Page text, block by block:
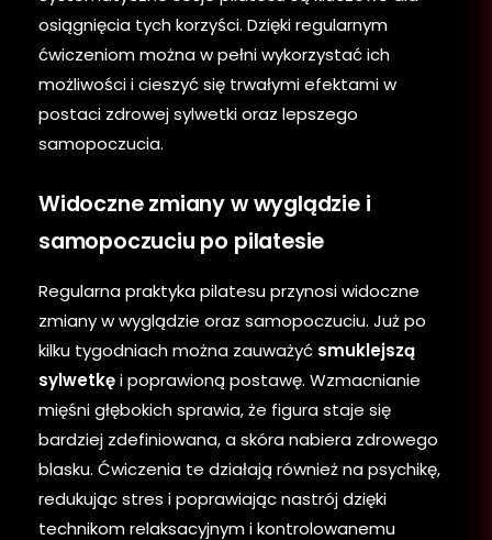
osiągnięcia tych korzyści. Dzięki regularnym
ćwiczeniom można w pełni wykorzystać ich
możliwości i cieszyć się trwałymi efektami w
postaci zdrowej sylwetki oraz lepszego
samopoczucia.
Widoczne zmiany w wyglądzie i
samopoczuciu po pilatesie
Regularna praktyka pilatesu przynosi widoczne
zmiany w wyglądzie oraz samopoczuciu. Już po
kilku tygodniach można zauważyć smuklejszą
sylwetkęi poprawioną postawę. Wzmacnianie
mięśni głębokich sprawia, że figura staje się
bardziej zdefiniowana, a skóra nabiera zdrowego
blasku. Ćwiczenia te działają również na psychikę,
redukując stres i poprawiając nastrój dzięki
technikom relaksacyjnym i kontrolowanemu